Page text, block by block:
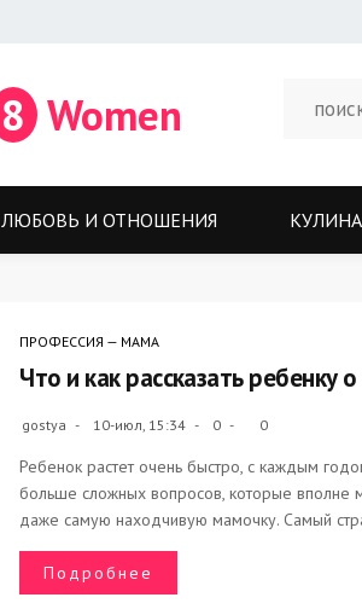
8 Women
ЛЮБОВЬ И ОТНОШЕНИЯ
ПРОФЕССИЯ — МАМА
Что и как рассказать ребенку о
gostya 10-июл, 15:34 0 0
Ребенок растет очень быстро, с каждым
больше сложных вопросов, которые вполне
даже самую находчивую мамочку. Самый
Подробнее